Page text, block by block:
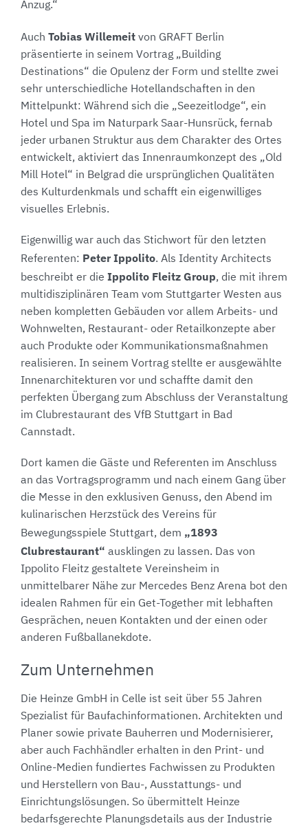
Anzug.“
Auch Tobias Willemeit von GRAFT Berlin
präsentierte in seinem Vortrag „Building
Destinations“ die Opulenz der Form und stellte zwei
sehr unterschiedliche Hotellandschaften in den
Mittelpunkt: Während sich die „Seezeitlodge“, ein
Hotel und Spa im Naturpark Saar-Hunsrück, fernab
jeder urbanen Struktur aus dem Charakter des Ortes
entwickelt, aktiviert das Innenraumkonzept des „Old
Mill Hotel“ in Belgrad die ursprünglichen Qualitäten
des Kulturdenkmals und schafft ein eigenwilliges
visuelles Erlebnis.
Eigenwillig war auch das Stichwort für den letzten
Referenten: Peter Ippolito. Als Identity Architects
beschreibt er die Ippolito Fleitz Group, die mit ihrem
multidisziplinären Team vom Stuttgarter Westen aus
neben kompletten Gebäuden vor allem Arbeits- und
Wohnwelten, Restaurant- oder Retailkonzepte aber
auch Produkte oder Kommunikationsmaßnahmen
realisieren. In seinem Vortrag stellte er ausgewählte
Innenarchitekturen vor und schaffte damit den
perfekten Übergang zum Abschluss der Veranstaltung
im Clubrestaurant des VfB Stuttgart in Bad
Cannstadt.
Dort kamen die Gäste und Referenten im Anschluss
an das Vortragsprogramm und nach einem Gang über
die Messe in den exklusiven Genuss, den Abend im
kulinarischen Herzstück des Vereins für
Bewegungsspiele Stuttgart, dem „1893
Clubrestaurant“ ausklingen zu lassen. Das von
Ippolito Fleitz gestaltete Vereinsheim in
unmittelbarer Nähe zur Mercedes Benz Arena bot den
idealen Rahmen für ein Get-Together mit lebhaften
Gesprächen, neuen Kontakten und der einen oder
anderen Fußballanekdote.
Zum Unternehmen
Die Heinze GmbH in Celle ist seit über 55 Jahren
Spezialist für Baufachinformationen. Architekten und
Planer sowie private Bauherren und Modernisierer,
aber auch Fachhändler erhalten in den Print- und
Online-Medien fundiertes Fachwissen zu Produkten
und Herstellern von Bau-, Ausstattungs- und
Einrichtungslösungen. So übermittelt Heinze
bedarfsgerechte Planungsdetails aus der Industrie